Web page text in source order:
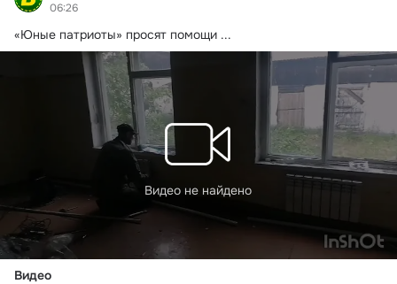
06:26
«Юные патриоты» просят помощи ...
Видео не найдено
Видео